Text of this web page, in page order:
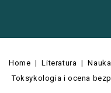
Home Literatura
Toksykologia i ocena